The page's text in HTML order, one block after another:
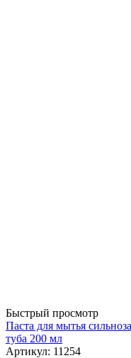
Быстрый просмотр
Паста для мытья
туба 200 мл
Артикул: 11254